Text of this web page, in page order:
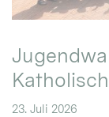
23. Juli 2026